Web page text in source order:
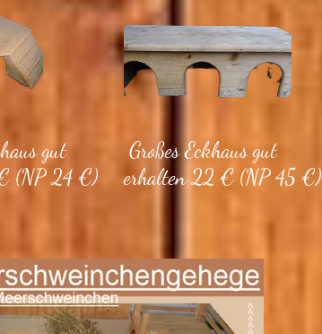
gut
(NP 24 €)
Großes Eckhaus gut
erhalten 22 € (NP 45 €)